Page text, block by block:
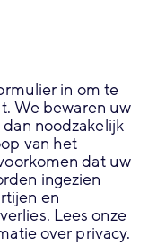
in om te
We bewaren uw
noodzakelijk
van het
dat uw
ingezien
en
Lees onze
over privacy.